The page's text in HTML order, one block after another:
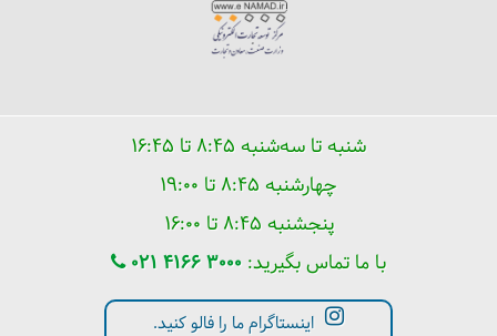
شنبه تا سه‌شنبه ۸:۴۵ تا ۱۶:۴۵
چهارشنبه ۸:۴۵ تا ۱۹:۰۰
پنجشنبه ۸:۴۵ تا ۱۶:۰۰
با ما تماس بگیرید: 021 4166 3000
اینستاگرام ما را فالو کنید.